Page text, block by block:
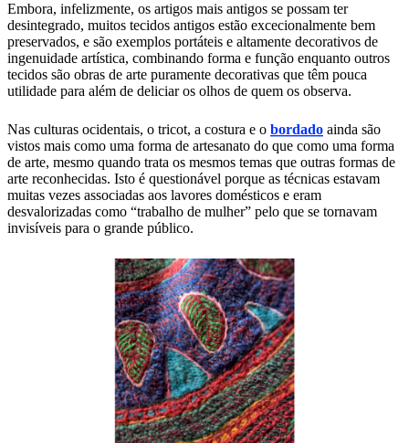
Embora, infelizmente, os artigos mais antigos se possam ter
desintegrado, muitos tecidos antigos estão excecionalmente bem
preservados, e são exemplos portáteis e altamente decorativos de
ingenuidade artística, combinando forma e função enquanto outros
tecidos são obras de arte puramente decorativas que têm pouca
utilidade para além de deliciar os olhos de quem os observa.
Nas culturas ocidentais, o tricot, a costura e o bordado ainda são
vistos mais como uma forma de artesanato do que como uma forma
de arte, mesmo quando trata os mesmos temas que outras formas de
arte reconhecidas. Isto é questionável porque as técnicas estavam
muitas vezes associadas aos lavores domésticos e eram
desvalorizadas como “trabalho de mulher” pelo que se tornavam
invisíveis para o grande público.